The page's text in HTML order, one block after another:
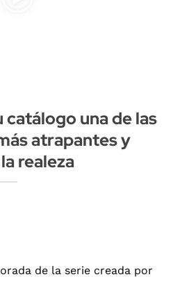
una de las
atrapantes y
realeza